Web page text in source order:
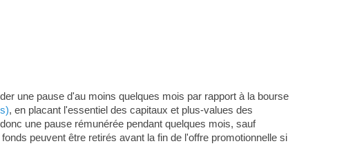
une pause d'au moins quelques mois par rapport à la bourse
, en placant l'essentiel des capitaux et plus-values des
une pause rémunérée pendant quelques mois, sauf
peuvent être retirés avant la fin de l'offre promotionnelle si